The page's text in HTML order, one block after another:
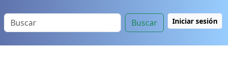
Buscar Iniciar sesión